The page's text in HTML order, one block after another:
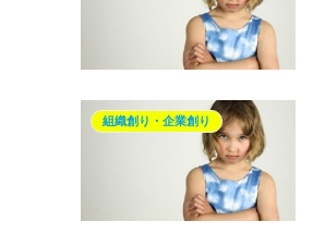
組織創り・企業創り